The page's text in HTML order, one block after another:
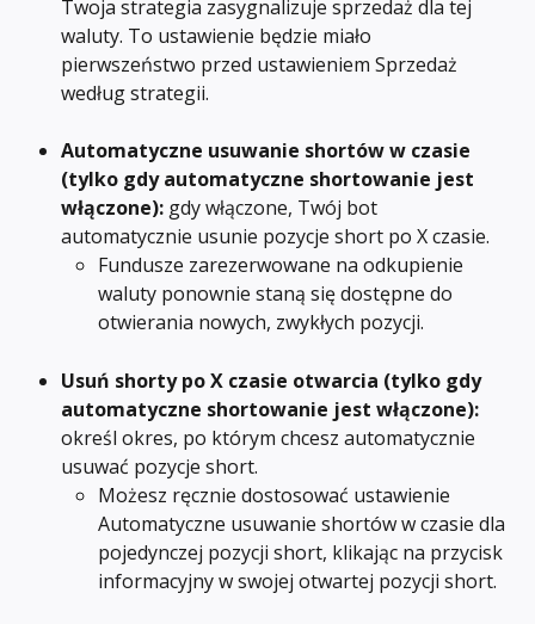
Twoja strategia zasygnalizuje sprzedaż dla tej
waluty. To ustawienie będzie miało
pierwszeństwo przed ustawieniem Sprzedaż
według strategii.
Automatyczne usuwanie shortów w czasie
(tylko gdy automatyczne shortowanie jest
włączone): gdy włączone, Twój bot
automatycznie usunie pozycje short po X czasie.
Fundusze zarezerwowane na odkupienie
waluty ponownie staną się dostępne do
otwierania nowych, zwykłych pozycji.
Usuń shorty po X czasie otwarcia (tylko gdy
automatyczne shortowanie jest włączone):
określ okres, po którym chcesz automatycznie
usuwać pozycje short.
Możesz ręcznie dostosować ustawienie
Automatyczne usuwanie shortów w czasie dla
pojedynczej pozycji short, klikając na przycisk
informacyjny w swojej otwartej pozycji short.